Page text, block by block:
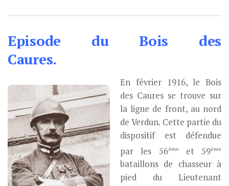
Episode du Bois des
Caures.
En février 1916, le Bois
des Caures se trouve sur
la ligne de front, au nord
de Verdun. Cette partie du
dispositif est défendue
par les 56ème et 59ème
bataillons de chasseur à
pied du Lieutenant